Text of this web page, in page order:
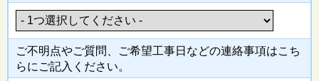
ご不明点やご質問、ご希望工事日などの連絡事項はこち
らにご記入 ください。